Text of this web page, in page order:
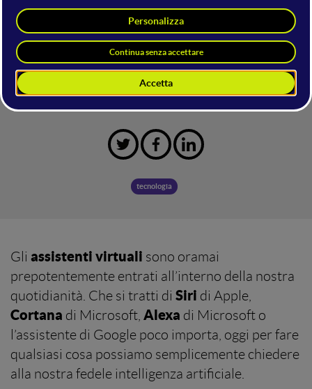
Al CES di Las Vegas Google ha annunciato
importanti novità: il suo assistente virtuale su 1
miliardo di dispositivi.
Venerdì 18 Gennaio 2019Simone Di Sabatino
tecnologia
Gli assistenti virtuali sono oramai
prepotentemente entrati all’interno della nostra
quotidianità. Che si tratti di Siri di Apple,
Cortana di Microsoft, Alexa di Microsoft o
l’assistente di Google poco importa, oggi per fare
qualsiasi cosa possiamo semplicemente chiedere
alla nostra fedele intelligenza artificiale.